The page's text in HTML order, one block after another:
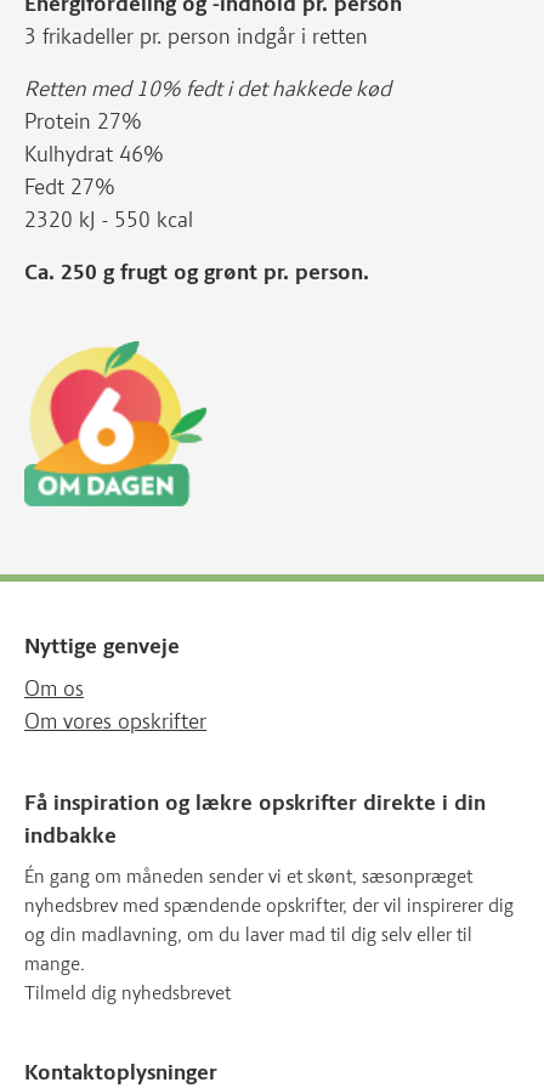
3 frikadeller pr. person indgår i retten
Retten med 10% fedt i det hakkede kød
Protein 27%
Kulhydrat 46%
Fedt 27%
2320 kJ - 550 kcal
Ca. 250 g frugt og grønt pr. person.
Nyttige genveje
Om os
Om vores opskrifter
Få inspiration og lækre opskrifter direkte i din
indbakke
Én gang om måneden sender vi et skønt, sæsonpræget
nyhedsbrev med spændende opskrifter, der vil inspirerer dig
og din madlavning, om du laver mad til dig selv eller til
mange.
Tilmeld dig nyhedsbrevet
Kontaktoplysninger